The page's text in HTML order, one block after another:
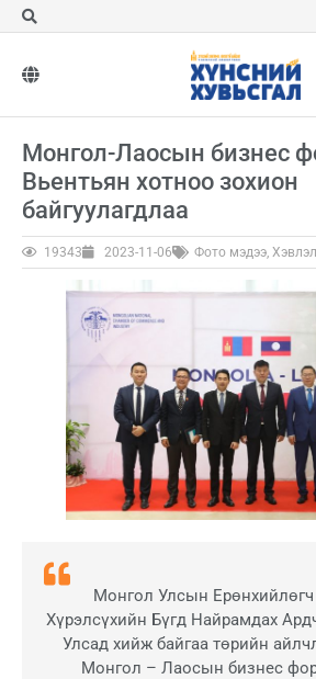
Монгол-Лаосын бизнес
Вьентьян хотноо зохион
байгуулагдлаа
19343 2023-11-06 Фото мэдээ,
Монгол Улсын Ерөнхийлөгч
Хүрэлсүхийн Бүгд Найрамдах
Улсад хийж байгаа төрийн
Монгол – Лаосын бизнес